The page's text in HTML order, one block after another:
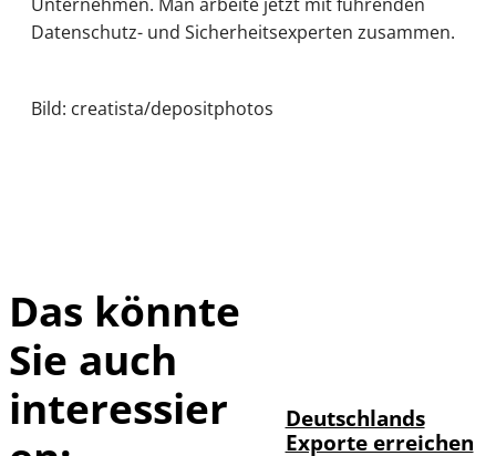
Datenschutz- und Sicherheitsexperten zusammen.
Bild: creatista/depositphotos
Das könnte
Sie auch
interessier
Deutschlands
Exporte erreichen